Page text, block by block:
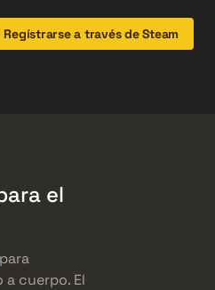
Regístrarse a través de Steam
el
para
cuerpo. El